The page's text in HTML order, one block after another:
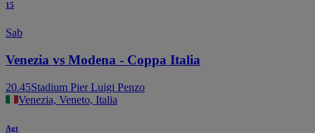
15
Sab
Venezia vs Modena - Coppa Italia
20.45Stadium Pier Luigi Penzo
Venezia, Veneto, Italia
Agt